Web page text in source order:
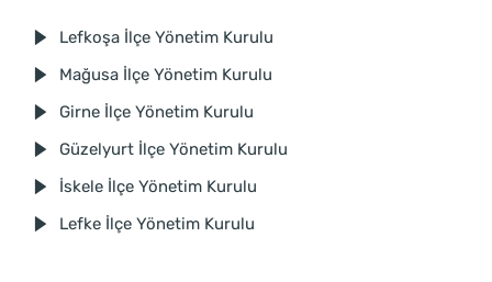
Lefkoşa İlçe Yönetim Kurulu
Mağusa İlçe Yönetim Kurulu
Girne İlçe Yönetim Kurulu
Güzelyurt İlçe Yönetim Kurulu
İskele İlçe Yönetim Kurulu
Lefke İlçe Yönetim Kurulu